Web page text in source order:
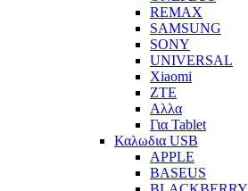
REMAX
SAMSUNG
SONY
UNIVERSAL
Xiaomi
ZTE
Αλλα
Για Tablet
Καλωδια USB
APPLE
BASEUS